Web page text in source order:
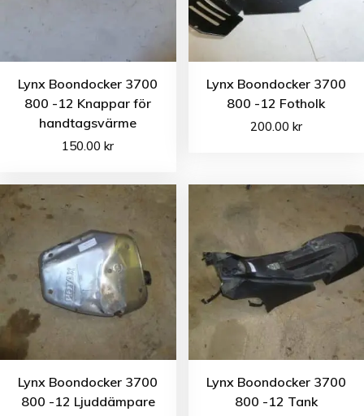
Lynx Boondocker 3700
800 -12 Knappar för
handtagsvärme
150.00kr
Lynx Boondocker 3700
800 -12 Fotholk
200.00 kr
Lynx Boondocker 3700
800 -12 Ljuddämpare
Lynx Boondocker 3700
800 -12 Tank